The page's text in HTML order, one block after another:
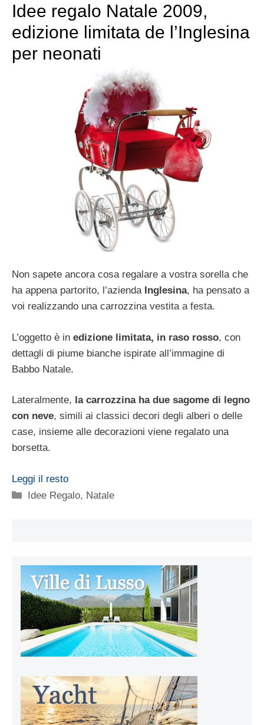
Idee regalo Natale 2009,
edizione limitata de l’Inglesina
per neonati
Non sapete ancora cosa regalare a vostra sorella che
ha appena partorito, l’azienda Inglesina, ha pensato a
voi realizzando una carrozzina vestita a festa.
L’oggetto è in edizione limitata, in raso rosso, con
dettagli di piume bianche ispirate all’immagine di
Babbo Natale.
Lateralmente, la carrozzina ha due sagome di legno
con neve, simili ai classici decori degli alberi o delle
case, insieme alle decorazioni viene regalato una
borsetta.
Leggi il resto
Categorie
Idee Regalo, Natale